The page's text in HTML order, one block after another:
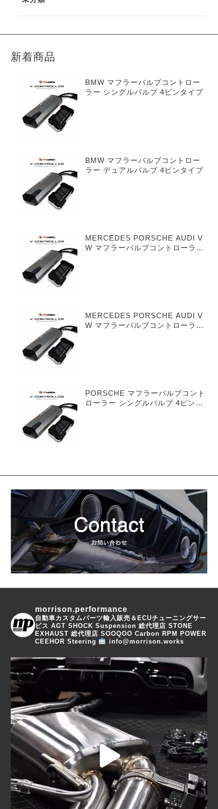
新着商品
BMW マフラーバルブコントロー
ラー シングルバルブ 4ピンタイプ
BMW マフラーバルブコントロー
ラー デュアルバルブ 4ピンタイプ
MERCEDES PORSCHE AUDI V
W マフラーバルブコントローラー
MERCEDES PORSCHE AUDI V
W マフラーバルブコントローラー
PORSCHE マフラーバルブコント
ローラー シングルバルブ 4ピンタ
morrison.performance
自動車カスタムパーツ輸入販売＆ECUチューニングサー
ビス AGT SHOCK Suspension 総代理店 STONE
EXHAUST 総代理店 SOOQOO Carbon RPM POWER
CEEHOR Steering
info@morrison.works